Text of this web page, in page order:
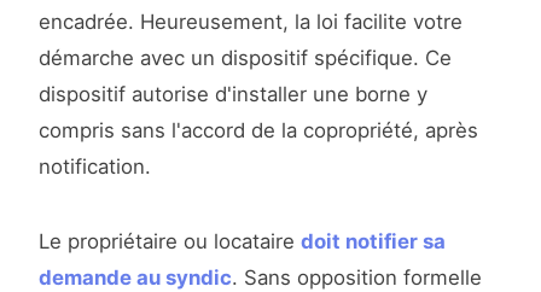
encadrée. Heureusement, la loi facilite votre
démarche avec un dispositif spécifique. Ce
dispositif autorise d'installer une borne y
compris sans l'accord de la copropriété, après
notification.
Le propriétaire ou locataire doit notifier sa
demande au syndic. Sans opposition formelle